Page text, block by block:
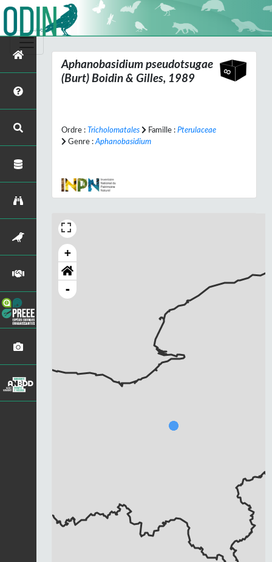
Aphanobasidium pseudotsugae
(Burt) Boidin & Gilles, 1989
Ordre : Tricholomatales Famille : Pterulaceae
Genre : Aphanobasidium
Chargement...
+
-